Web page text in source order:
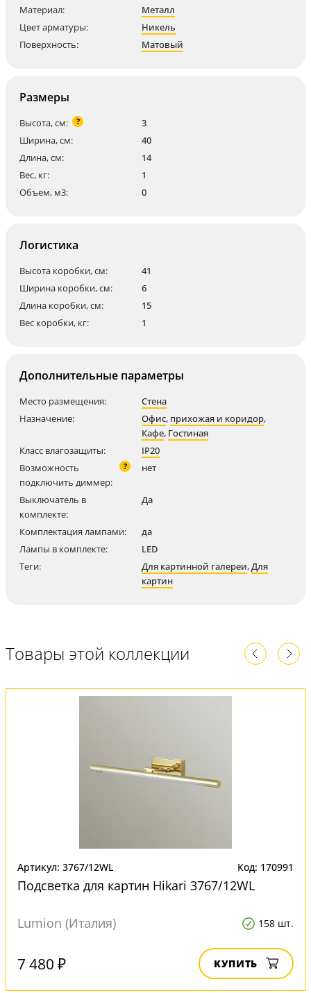
Материал:
Металл
Цвет арматуры:
Никель
Поверхность:
Матовый
Размеры
Высота, см: ?
3
Ширина, см:
40
Длина, см:
14
Вес, кг:
1
Объем, м3:
0
Логистика
Высота коробки, см:
41
Ширина коробки, см:
6
Длина коробки, см:
15
Вес коробки, кг:
1
Дополнительные параметры
Место размещения:
Стена
Назначение:
Офис, прихожая и коридор,
Кафе, Гостиная
Класс влагозащиты:
IP20
Возможность
подключить диммер:
? нет
Выключатель в
комплекте:
Да
Комплектация лампами:
да
Лампы в комплекте:
LED
Теги:
Для картинной галереи,Для
картин
Товары этой коллекции
Артикул: 3767/12WL Код: 170991
Подсветка для картин Hikari 3767/12WL
Lumion (Италия) 158 шт.
7 480 ₽ КУПИТЬ